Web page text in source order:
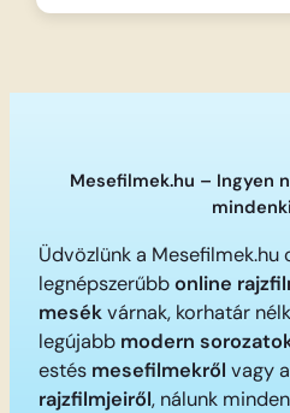
Mesefilmek.hu – Ingyen
Üdvözlünk a Mesefilmek.hu
legnépszerűbbonline
mesékvárnak, korhatár
legújabb modern
estés mesefilmekről vagy
rajzfilmjeiről, nálunk